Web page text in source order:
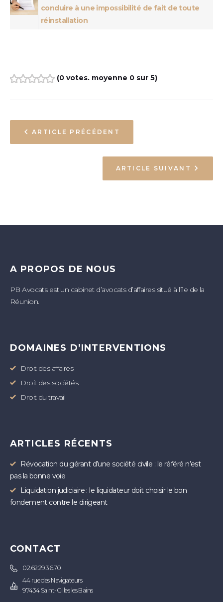
conduire à une impossibilité de fait de toute
réinstallation
(0 votes. moyenne 0sur 5)
ARTICLE PRÉCÉDENT
ARTICLE SUIVANT
A PROPOS DE NOUS
PB Avocats est un cabinet d’avocats d’affaires situé à l’île de la
Réunion.
DOMAINES D’INTERVENTIONS
Droit des affaires
Droit des sociétés
Droit du travail
ARTICLES RÉCENTS
Révocation du gérant d’une société civile : le référé n’est
pas la bonne voie
Liquidation judiciaire : le liquidateur doit choisir le bon
fondement contre le dirigeant
CONTACT
02.62.29.36.70
44 rue des Navigateurs
97434 Saint-Gilles les Bains